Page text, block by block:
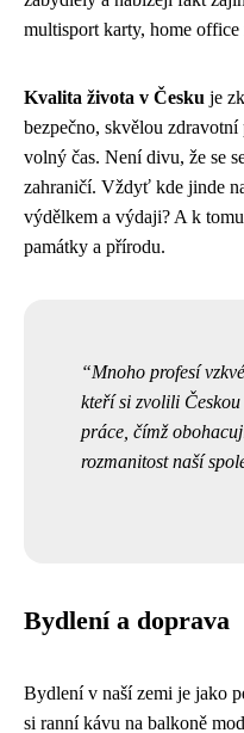
multisport karty, home
Kvalita života v Česku je
bezpečno, skvělou
volný čas. Není divu, že se
zahraničí. Vždyť kde jinde
výdělkem a výdaji? A k
památky a přírodu.
Mnoho profesí
kteří si zvolili
práce, čímž
rozmanitost naší
Bydlení a doprava
Bydlení v naší zemi je jako
si ranní kávu na balkoně